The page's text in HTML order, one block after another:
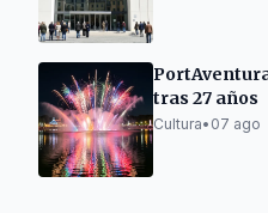
tras 27 años
Cultura• 07 ago